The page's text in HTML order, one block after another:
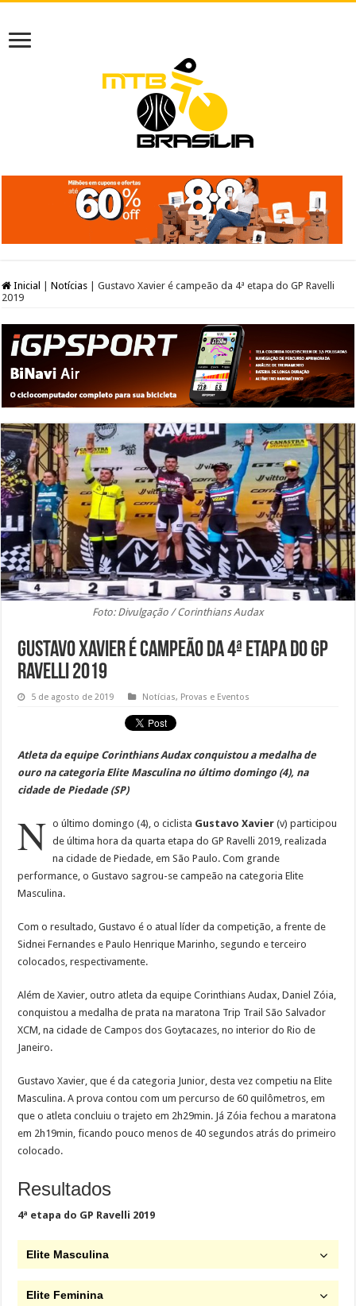
Inicial Notícias
Gustavo Xavier é campeão da 4ª etapa do GP Ravelli
2019
Foto: Divulgação / Corinthians Audax
Gustavo Xavier é campeão da 4ª etapa do GP
Ravelli 2019
5 de agosto de 2019 Notícias, Provas e Eventos
Atleta da equipe Corinthians Audax conquistou a medalha de
ouro na categoria Elite Masculina no último domingo (4), na
cidade de Piedade (SP)
N o último domingo (4), o ciclista Gustavo Xavier (v) participou
de última hora da quarta etapa do GP Ravelli 2019, realizada
na cidade de Piedade, em São Paulo. Com grande
performance, o Gustavo sagrou-se campeão na categoria Elite
Masculina.
Com o resultado, Gustavo é o atual líder da competição, a frente de
Sidnei Fernandes e Paulo Henrique Marinho, segundo e terceiro
colocados, respectivamente.
Além de Xavier, outro atleta da equipe Corinthians Audax, Daniel Zóia,
conquistou a medalha de prata na maratona Trip Trail São Salvador
XCM, na cidade de Campos dos Goytacazes, no interior do Rio de
Janeiro.
Gustavo Xavier, que é da categoria Junior, desta vez competiu na Elite
Masculina. A prova contou com um percurso de 60 quilômetros, em
que o atleta concluiu o trajeto em 2h29min. Já Zóia fechou a maratona
em 2h19min, ficando pouco menos de 40 segundos atrás do primeiro
colocado.
Resultados
4ª etapa do GP Ravelli 2019
Elite Masculina
Elite Feminina